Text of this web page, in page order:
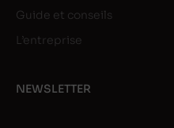
Guide et conseils
L’entreprise
NEWSLETTER